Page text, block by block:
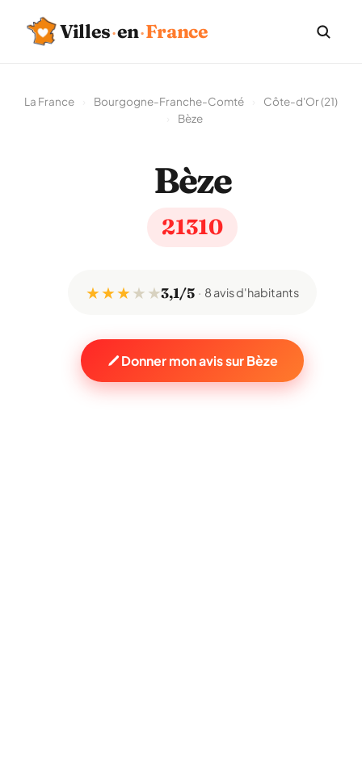
Villes·en·France
La France Bourgogne-Franche-Comté
Côte-d'Or (21)
Bèze
Bèze
21310
★ ★ ★★ ★3,1/5 8 avis d'habitants
Donner mon avis sur Bèze